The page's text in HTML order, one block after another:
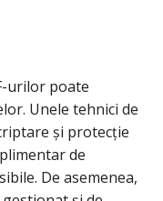
urilor poate
Unele tehnici de
și protecție
de
De asemenea,